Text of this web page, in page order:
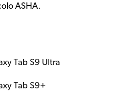
ASHA.
Tab S9 Ultra
Tab S9+